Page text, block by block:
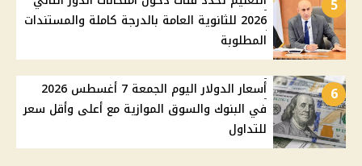
5
2026 للثانوية العامة بالدرجة كاملة والمستندات
المطلوبة
6
أسعار الدولار اليوم الجمعة 7 أغسطس 2026
في البنوك والسوق الموازية مع أعلى وأقل سعر
للتداول